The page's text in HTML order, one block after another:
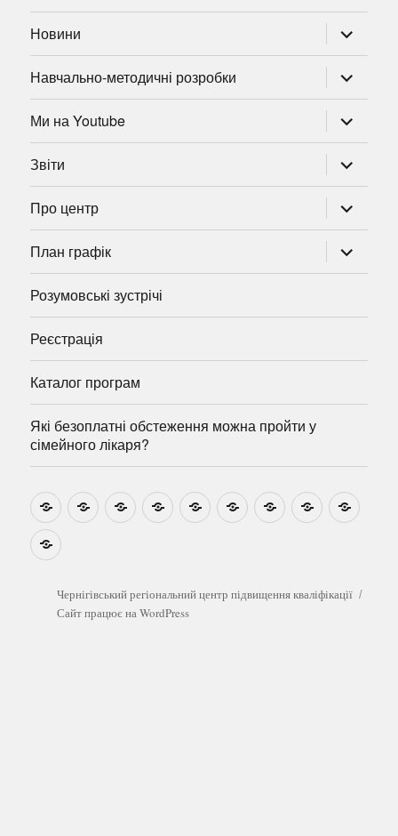
Новини
підменю
Навчально-методичні розробки
підменю
Ми на Youtube
підменю
Звіти
підменю
Про центр
підменю
План графік
підменю
Розумовські зустрічі
Реєстрація
Каталог програм
Які безоплатні обстеження можна пройти у
сімейного лікаря?
НовиниНавчально-
методичні
Ми
на
Звіти Про
центр
План
графік
Розумовські
зустрічі
Реєстрація
Які
безоплатні
можна
пройти
у
Чернігівський регіональний центр підвищення кваліфікації
Сайт працює на WordPress